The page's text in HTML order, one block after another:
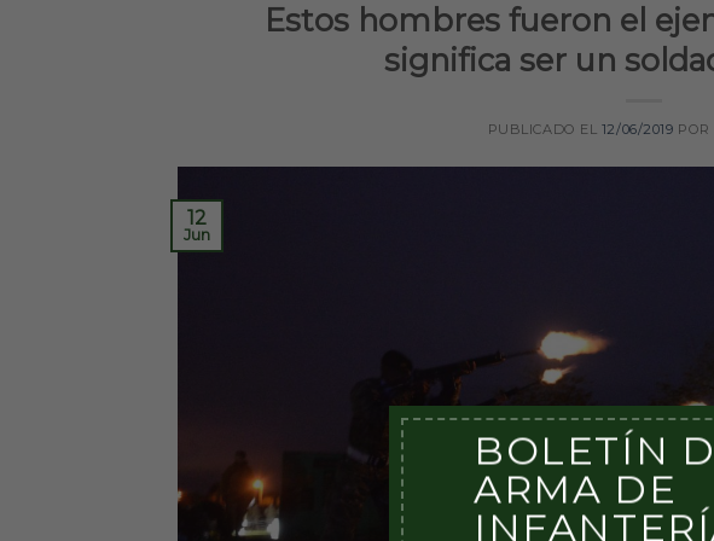
BOLETÍN
ARMA DE
Estos hombres fueron el
significa ser un
PUBLICADO EL 12/06/2019 POR
12
Jun